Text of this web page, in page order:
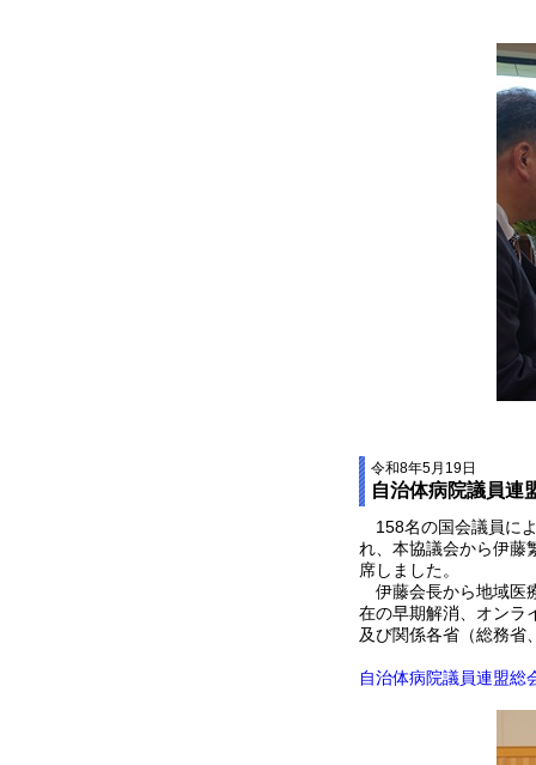
令和8年5月19日
自治体病院議員連
158名の国会議員に
れ、本協議会から伊藤
席しました。
伊藤会長から地域医
在の早期解消、オンラ
及び関係各省（総務省
自治体病院議員連盟総